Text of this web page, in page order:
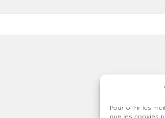
Pour offrir les
que les cookies